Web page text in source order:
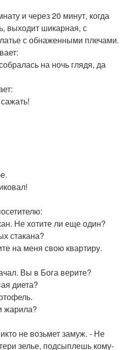
и через 20 минут, когда
выходит шикарная, с
с обнаженными плечами.
на ночь глядя, да
Не хотите ли еще один?
стакана?
на меня свою квартиру.
Вы в Бога верите?
диета?
жарила?
не возьмет замуж. - Не
зелье, подсыплешь кому-